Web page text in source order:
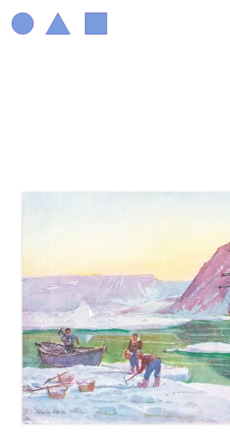
CATALOGUE